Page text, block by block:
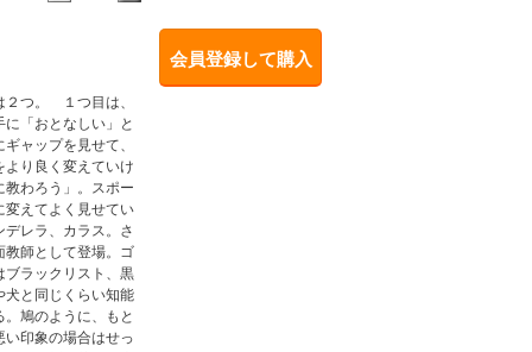
会員登録して購入
２つ。 １つ目は、
「おとなしい」と
ャップを見せて、
り良く変えていけ
わろう」。スポー
変えてよく見せてい
レラ、カラス。さ
教師として登場。ゴ
ブラックリスト、黒
犬と同じくらい知能
鳩のように、もと
い印象の場合はせっ